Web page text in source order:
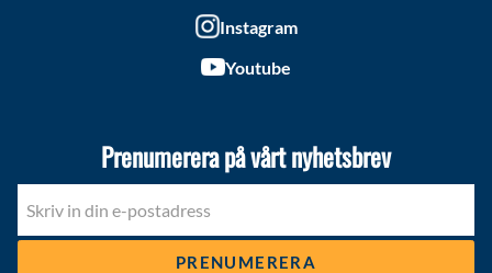
Instagram
Youtube
Prenumerera på vårt nyhetsbrev
PRENUMERERA